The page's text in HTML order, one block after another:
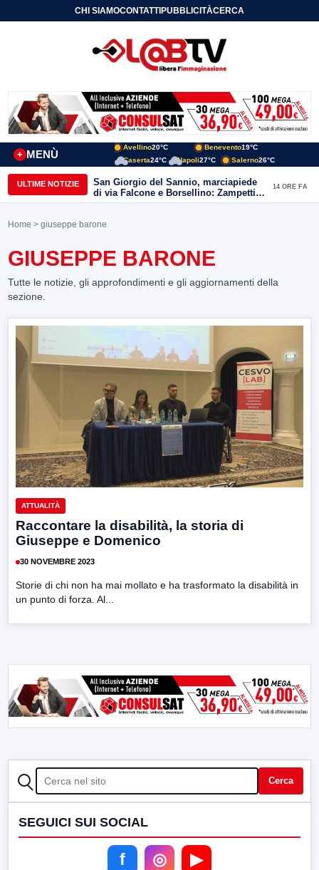
CHI SIAMOCONTATTIPUBBLICITÀCERCA
MENÙ
+
Avellino20°C Benevento19°C
Caserta24°C Napoli27°C Salerno26°C
ULTIME NOTIZIE
San Giorgio del Sannio, marciapiede
di via Falcone e Borsellino: Zampetti e
Lombardi replicano alle polemiche
14 ORE FA
Home > giuseppe barone
GIUSEPPE BARONE
Tutte le notizie, gli approfondimenti e gli aggiornamenti della
sezione.
ATTUALITÀ
Raccontare la disabilità, la storia di
Giuseppe e Domenico
30 NOVEMBRE 2023
Storie di chi non ha mai mollato e ha trasformato la disabilità in
un punto di forza. Al...
CERCA Cerca
SEGUICI SUI SOCIAL
f ◎ ▶